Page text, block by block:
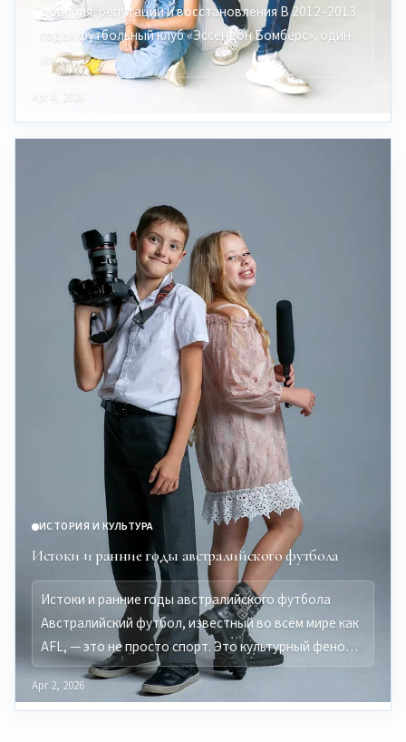
доверия, репутации и восстановления В 2012–2013
годах футбольный клуб «Эссендон Бомберс», один
из…
Apr 4, 2026
ИСТОРИЯ И КУЛЬТУРА
Истоки и ранние годы австралийского футбола
Истоки и ранние годы австралийского футбола
Австралийский футбол, известный во всём мире как
AFL, — это не просто спорт. Это культурный фено…
Apr 2, 2026